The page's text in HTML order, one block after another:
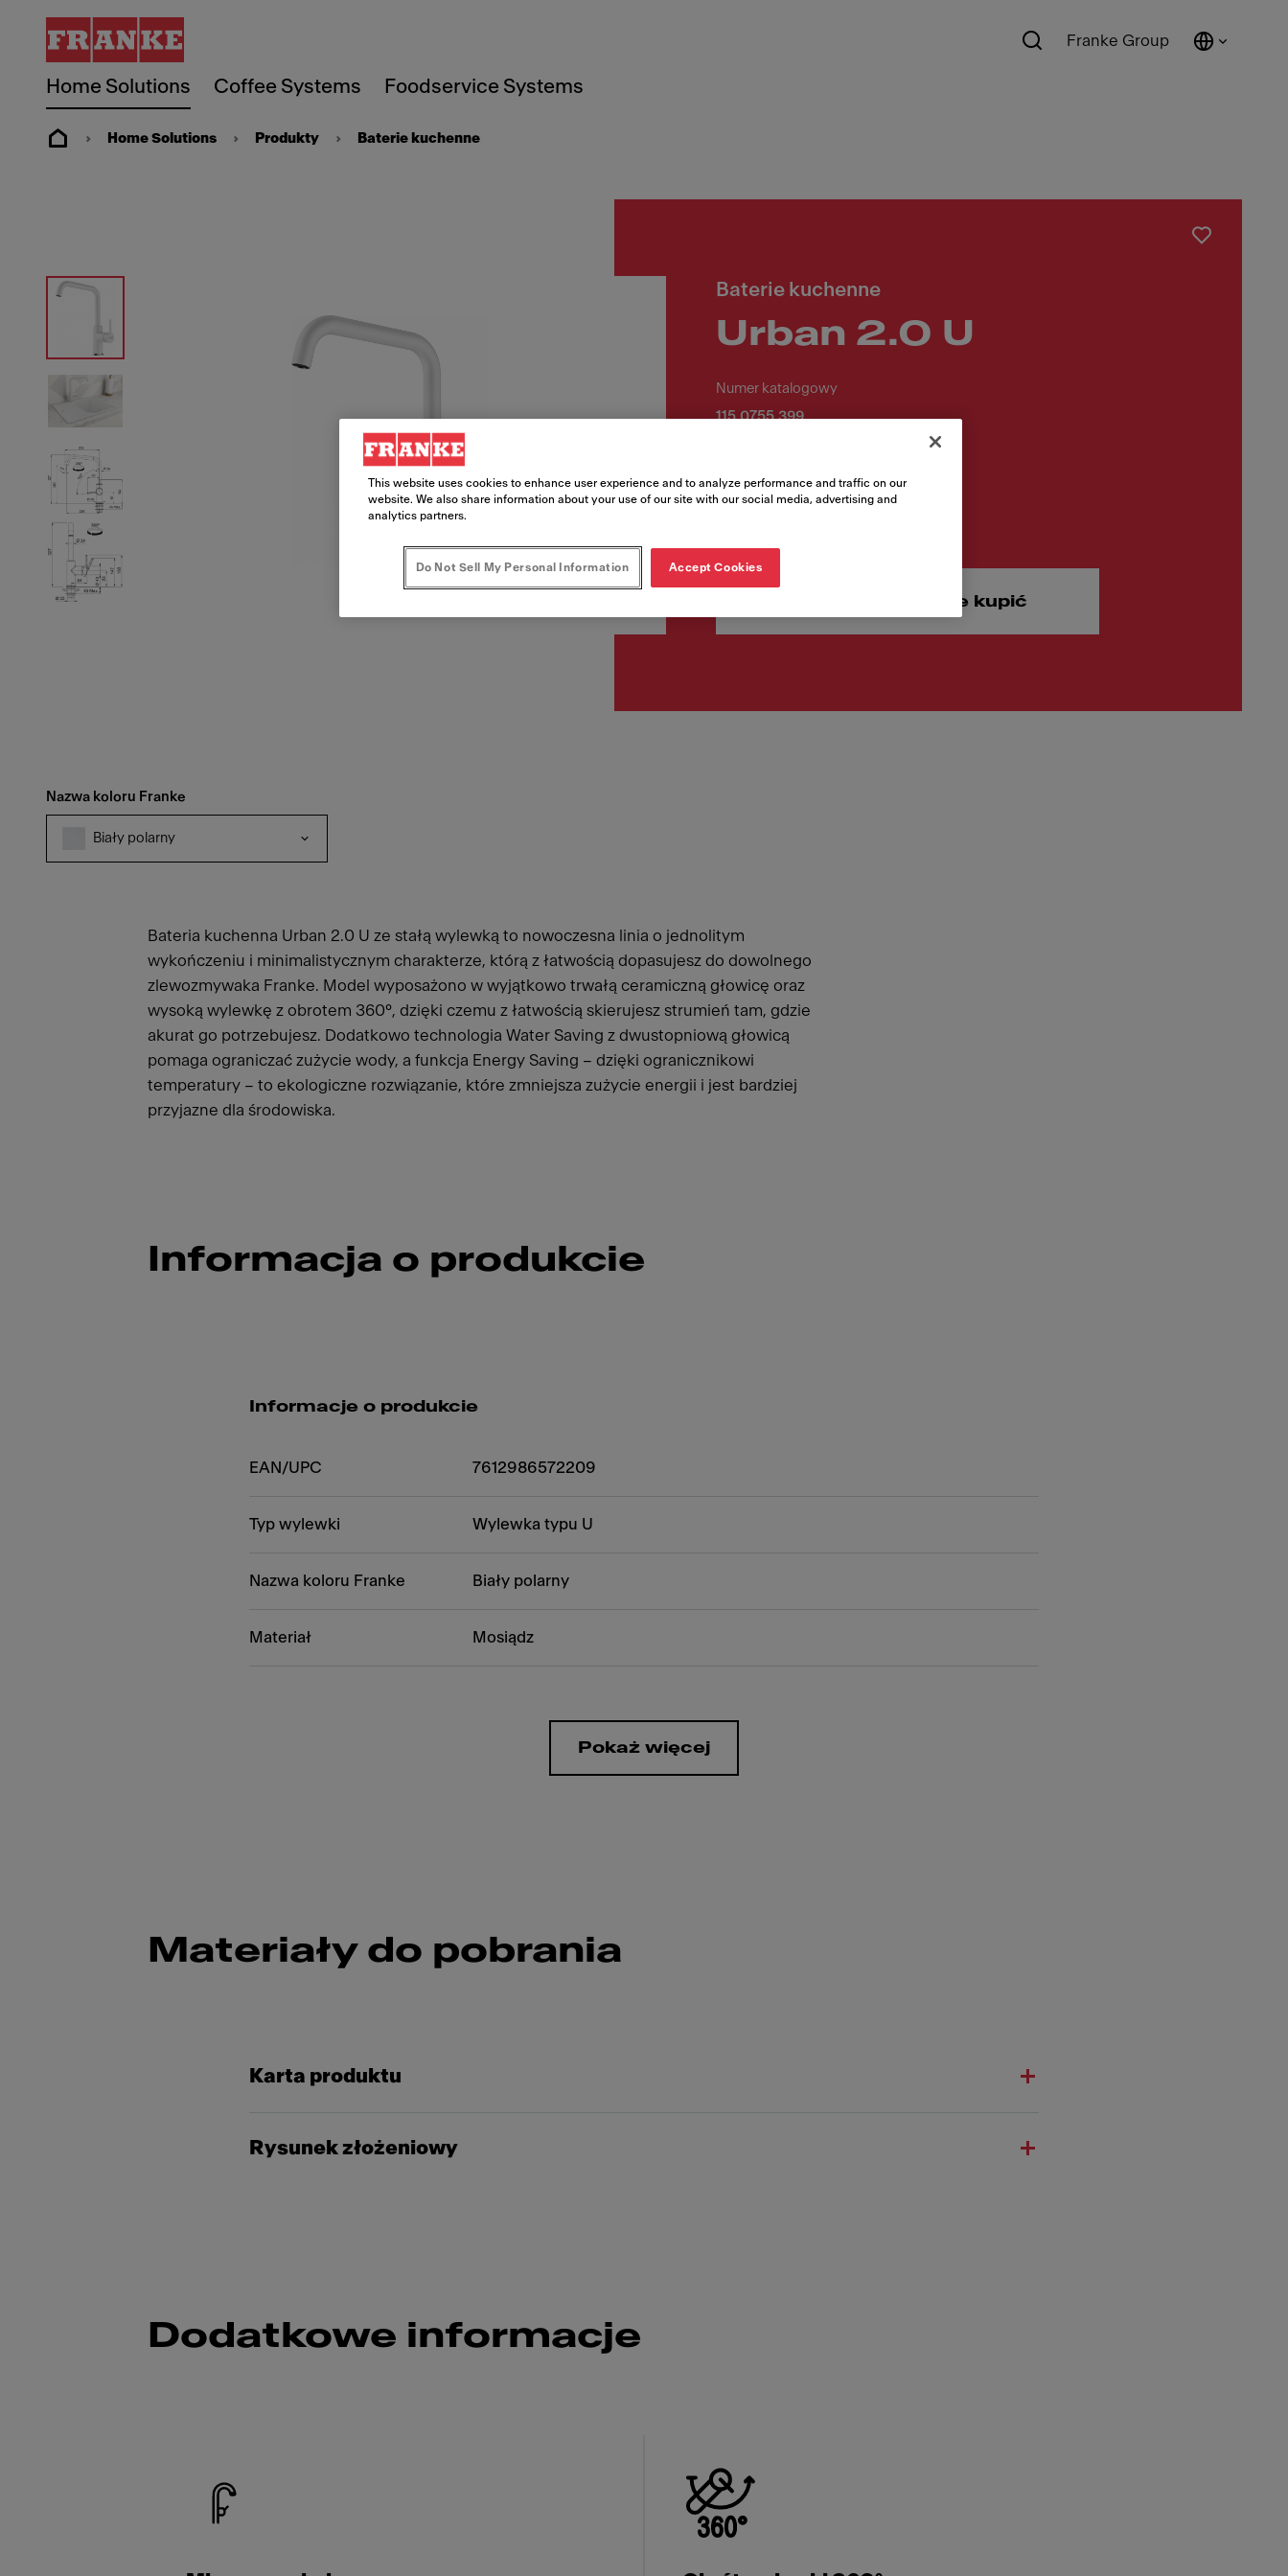
Home Solutions Coffee Systems Foodservice Systems
Franke Group
Home Solutions Produkty Baterie kuchenne
Baterie kuchenne
Urban 2.0 U
Numer katalogowy
115.0755.399
PLN 999.00
Sprawdź gdzie kupić
Nazwa koloru Franke
Biały polarny
Bateria kuchenna Urban 2.0 U ze stałą wylewką to nowoczesna linia o jednolitym
wykończeniu i minimalistycznym charakterze, którą z łatwością dopasujesz do dowolnego
zlewozmywaka Franke. Model wyposażono w wyjątkowo trwałą ceramiczną głowicę oraz
wysoką wylewkę z obrotem 360°, dzięki czemu z łatwością skierujesz strumień tam, gdzie
akurat go potrzebujesz. Dodatkowo technologia Water Saving z dwustopniową głowicą
pomaga ograniczać zużycie wody, a funkcja Energy Saving – dzięki ogranicznikowi
temperatury – to ekologiczne rozwiązanie, które zmniejsza zużycie energii i jest bardziej
przyjazne dla środowiska.
Informacja o produkcie
Informacje o produkcie
EAN/UPC 7612986572209
Typ wylewki Wylewka typu U
Nazwa koloru Franke Biały polarny
Materiał Mosiądz
Pokaż więcej
Materiały do pobrania
Karta produktu
Rysunek złożeniowy
Dodatkowe informacje
This website uses cookies to enhance user experience and to analyze performance and traffic on our
website. We also share information about your use of our site with our social media, advertising and
analytics partners.
Do Not Sell My Personal Information Accept Cookies